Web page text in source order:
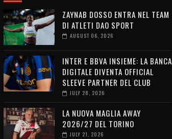
ZAYNAB DOSSO ENTRA NEL TEAM
DI ATLETI DAO SPORT
AUGUST 06, 2026
INTER E BBVA INSIEME: LA BANCA
DIGITALE DIVENTA OFFICIAL
SLEEVE PARTNER DEL CLUB
JULY 28, 2026
LA NUOVA MAGLIA AWAY
2026/27 DEL TORINO
JULY 21, 2026